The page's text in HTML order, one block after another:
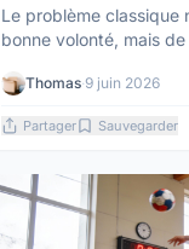
Le problème classique
bonne volonté, mais
Thomas·9 juin 2026
Partager Sauvegarder